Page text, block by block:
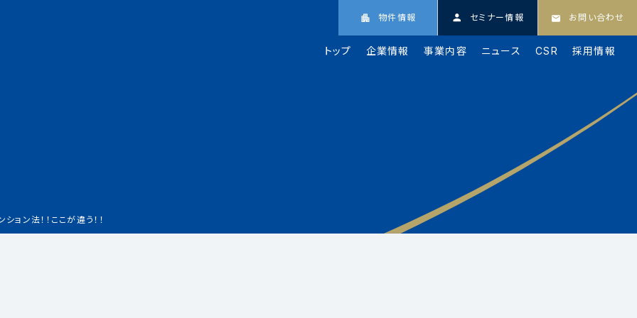
物件情報 セミナー情報 お問い合わせ
トップ 企業情報 事業内容 ニュース CSR 採用情報
ョン法！！ここが違う！！